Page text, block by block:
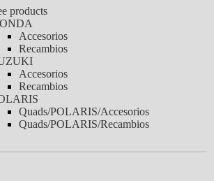
products
Accesorios
Recambios
Accesorios
Recambios
Quads/POLARIS/Accesorios
Quads/POLARIS/Recambios